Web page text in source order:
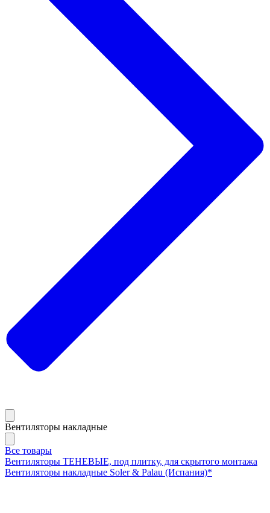
Вентиляторы накладные
Все товары
Вентиляторы ТЕНЕВЫЕ, под плитку, для скрытого монтажа
Вентиляторы накладные Soler & Palau (Испания)*